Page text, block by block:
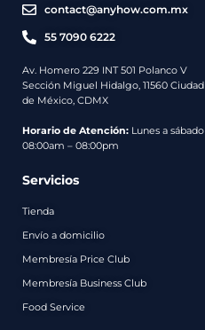
contact@anyhow.com.mx
55 7090 6222
Av. Homero 229 INT 501 Polanco V
Sección Miguel Hidalgo, 11560 Ciudad
de México, CDMX
Horario de Atención: Lunes a sábado
08:00am – 08:00pm
Servicios
Tienda
Envío a domicilio
Membresía Price Club
Membresía Business Club
Food Service
Envíos
Métodos
de
Contacto